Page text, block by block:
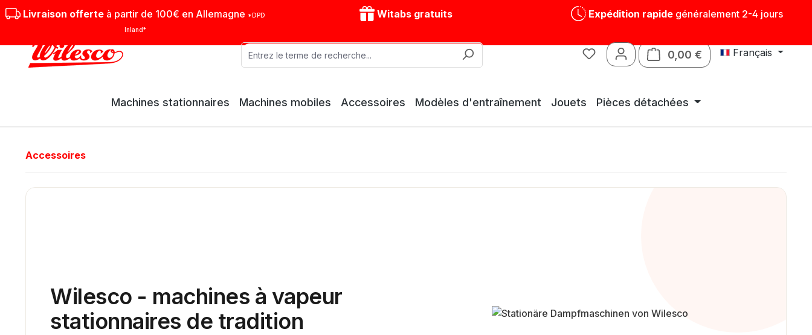
au contenu principal
Passer à la recherche
Passer à la navigation principale
Livraison offerte à partir de 100€ en Allemagne *DPD
Inland*
Witabs gratuits Expédition rapidegénéralement 2-4 jours
0,00 € Le panier contient 0
Français
Machines stationnaires Machines mobiles Accessoires Modèles d'entraînement Jouets Pièces détachées
Accessoires
Wilesco - machines à vapeur
stationnaires de tradition